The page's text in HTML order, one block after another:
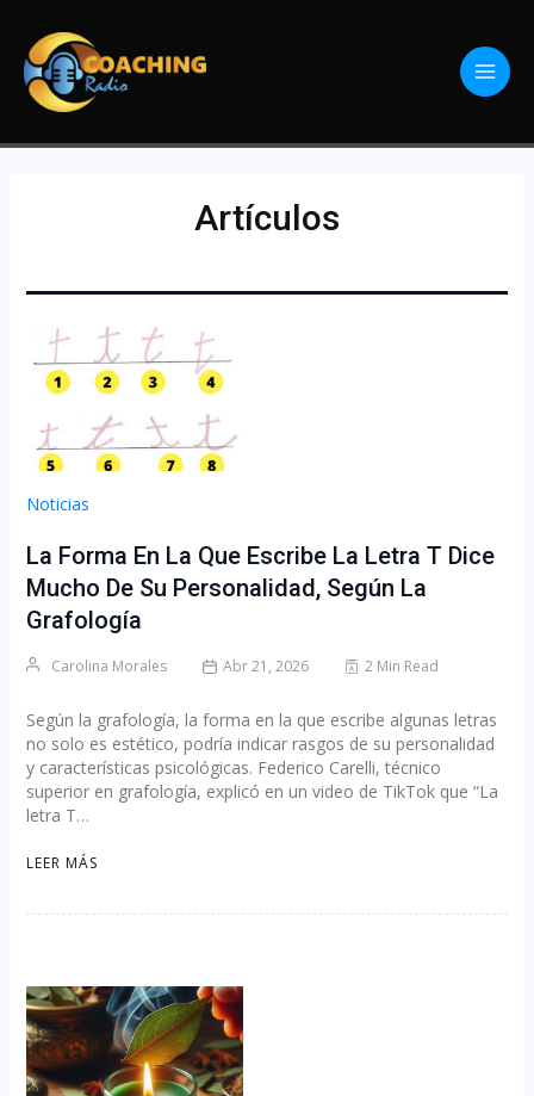
Artículos
Noticias
La Forma En La Que Escribe La Letra T Dice
Mucho De Su Personalidad, Según La
Grafología
Carolina Morales Abr 21, 2026 2 Min Read
Según la grafología, la forma en la que escribe algunas letras
no solo es estético, podría indicar rasgos de su personalidad
y características psicológicas. Federico Carelli, técnico
superior en grafología, explicó en un video de TikTok que “La
letra T…
LEER MÁS